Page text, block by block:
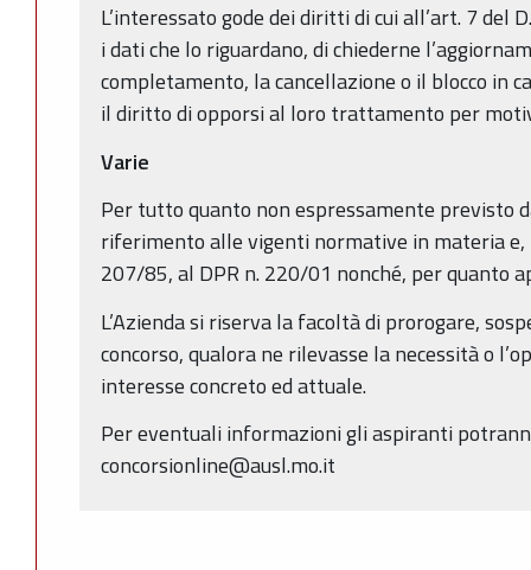
L’interessato gode dei diritti di cui all’art. 7 del
i dati che lo riguardano, di chiederne
completamento, la cancellazione o il blocco in
il diritto di opporsi al loro trattamento per
Varie
Per tutto quanto non espressamente previsto
riferimento alle vigenti normative in materia e,
207/85, al DPR n. 220/01 nonché, per quanto
L’Azienda si riserva la facoltà di prorogare,
concorso, qualora ne rilevasse la necessità o
interesse concreto ed attuale.
Per eventuali informazioni gli aspiranti
concorsionline@ausl.mo.it